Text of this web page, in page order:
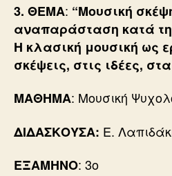
3. ΘΕΜΑ: “Μουσική
αναπαράσταση κατά
Η κλασική μουσική ως
σκέψεις, στις ιδέες,
ΜΑΘΗΜΑ: Μουσική
ΔΙΔΑΣΚΟΥΣΑ: Ε.
ΕΞΑΜΗΝΟ: 3ο